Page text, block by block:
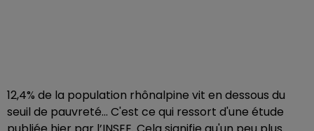
12,4% de la population rhônalpine vit en dessous du
seuil de pauvreté... C'est ce qui ressort d'une étude